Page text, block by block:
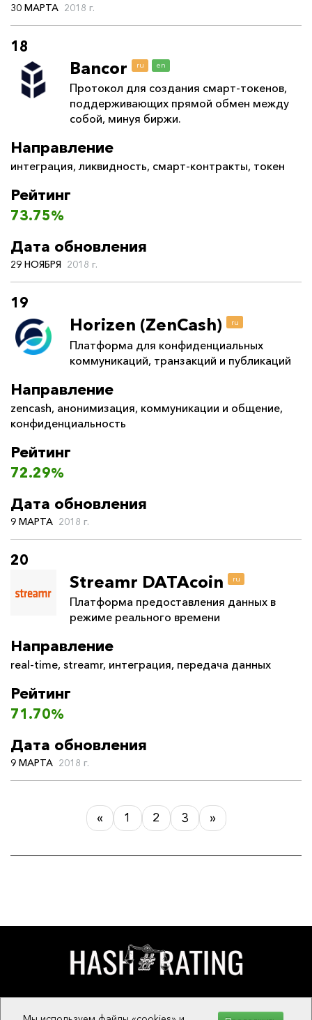
30 МАРТА 2018 г.
18
Bancor ru en
Протокол для создания смарт-токенов,
поддерживающих прямой обмен между
собой, минуя биржи.
Направление
интеграция,ликвидность, смарт-контракты, токен
Рейтинг
73.75%
Дата обновления
29 НОЯБРЯ 2018 г.
19
Horizen (ZenCash) ru
Платформа для конфиденциальных
коммуникаций, транзакций и публикаций
Направление
zencash, анонимизация, коммуникации и общение,
конфиденциальность
Рейтинг
72.29%
Дата обновления
9 МАРТА 2018 г.
20
Streamr DATAcoin ru
Платформа предоставления данных в
режиме реального времени
Направление
real-time, streamr, интеграция, передача данных
Рейтинг
71.70%
Дата обновления
9 МАРТА 2018 г.
« 1 2 3 »
О ПРОЕКТЕ